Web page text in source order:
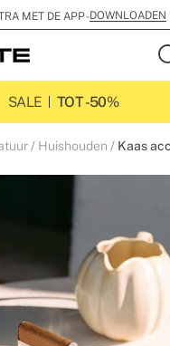
MET DE APP -DOWNLOADEN
SALE
TOT -50%
Huishouden Kaas